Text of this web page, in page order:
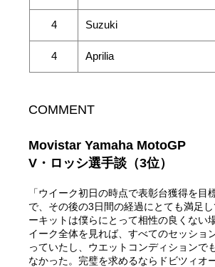
4 Suzuki
4 Aprilia
COMMENT
Movistar Yamaha MotoGP
V・ロッシ選手談（3位）
「ウイーク初日の時点で表彰台獲得を目
で、その後の3日間の経過にとても満足
ーキットは僕らにとって相性の良くない
イーク全体を見れば、すべてのセッショ
っていたし、ウエットコンディションで
なかった。完璧を求めるならドビツィオ